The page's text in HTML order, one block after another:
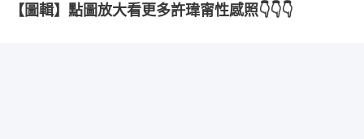
【圖輯】點圖放大看更多許瑋甯性感照👇👇👇